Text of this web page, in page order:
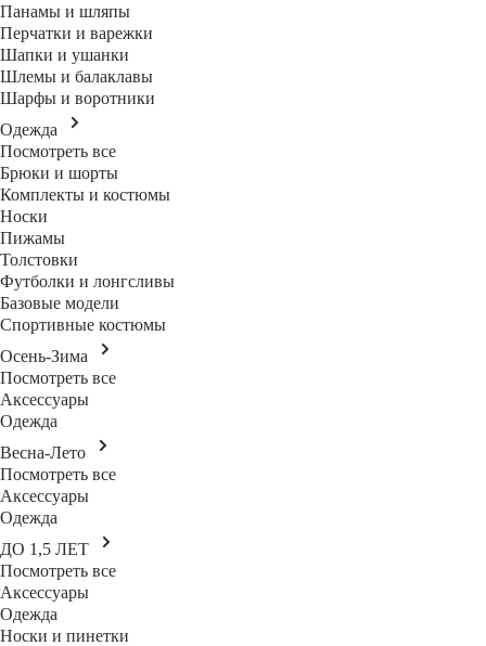
Панамы и шляпы
Перчатки и варежки
Шапки и ушанки
Шлемы и балаклавы
Шарфы и воротники
Одежда
Посмотреть все
Брюки и шорты
Комплекты и костюмы
Носки
Пижамы
Толстовки
Футболки и лонгсливы
Базовые модели
Спортивные костюмы
Осень-Зима
Посмотреть все
Аксессуары
Одежда
Весна-Лето
Посмотреть все
Аксессуары
Одежда
ДО 1,5 ЛЕТ
Посмотреть все
Аксессуары
Одежда
Носки и пинетки